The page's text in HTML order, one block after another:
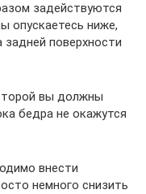
задействуются
опускаетесь ниже,
задней поверхности
вы должны
бедра не окажутся
внести
немного снизить